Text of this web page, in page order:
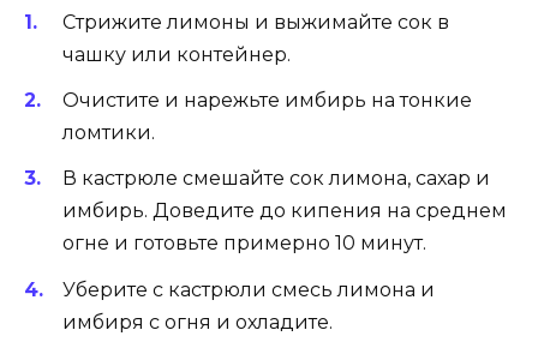
Стрижите лимоны и выжимайте сок в
чашку или контейнер.
Очистите и нарежьте имбирь на тонкие
ломтики.
В кастрюле смешайте сок лимона, сахар и
имбирь. Доведите до кипения на среднем
огне и готовьте примерно 10 минут.
Уберите с кастрюли смесь лимона и
имбиря с огня и охладите.